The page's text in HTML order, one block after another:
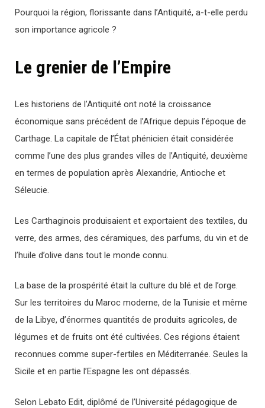
Pourquoi la région, florissante dans l’Antiquité, a-t-elle perdu
son importance agricole ?
Le grenier de l’Empire
Les historiens de l’Antiquité ont noté la croissance
économique sans précédent de l’Afrique depuis l’époque de
Carthage. La capitale de l’État phénicien était considérée
comme l’une des plus grandes villes de l’Antiquité, deuxième
en termes de population après Alexandrie, Antioche et
Séleucie.
Les Carthaginois produisaient et exportaient des textiles, du
verre, des armes, des céramiques, des parfums, du vin et de
l’huile d’olive dans tout le monde connu.
La base de la prospérité était la culture du blé et de l’orge.
Sur les territoires du Maroc moderne, de la Tunisie et même
de la Libye, d’énormes quantités de produits agricoles, de
légumes et de fruits ont été cultivées. Ces régions étaient
reconnues comme super-fertiles en Méditerranée. Seules la
Sicile et en partie l’Espagne les ont dépassés.
Selon Lebato Edit, diplômé de l’Université pédagogique de